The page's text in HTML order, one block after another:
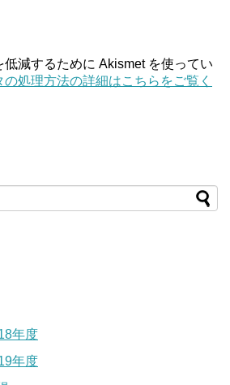
低減するために Akismet を使ってい
の処理方法の詳細はこちらをご覧く
年度
年度